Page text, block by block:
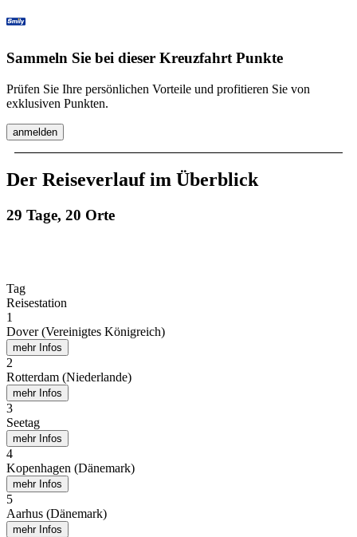
Sammeln Sie bei dieser Kreuzfahrt Punkte
Prüfen Sie Ihre persönlichen Vorteile und profitieren Sie von
exklusiven Punkten.
anmelden
Der Reiseverlauf im Überblick
29 Tage, 20 Orte
Tag
Reisestation
1
Dover (Vereinigtes Königreich)
mehr Infos
2
Rotterdam (Niederlande)
mehr Infos
3
Seetag
mehr Infos
4
Kopenhagen (Dänemark)
mehr Infos
5
Aarhus (Dänemark)
mehr Infos